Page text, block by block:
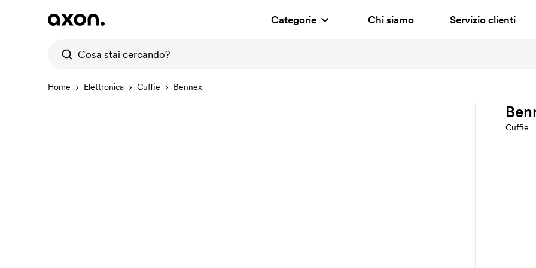
Categorie Chi siamo Servizio clienti
Home Elettronica Cuffie Bennex
Cuffie